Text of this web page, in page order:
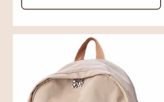
é
t
l
é
s
á
l